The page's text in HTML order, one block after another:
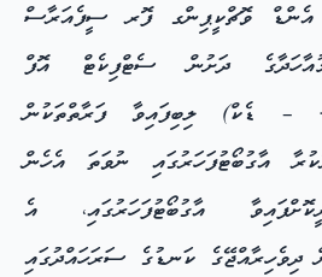
އެންޑް ވޮޗްކީޕިންގ ފޮރ ސީފެއަރާސް
ދަށުން ސެޓްފިކެޓް އޮފް
– ޑެކް) ލިބިފައިވާ ފަރާތްތަކުން
އާގުބޯޓުފަހަރުގައި ނުވަތަ އެހެން
އާގުބޯޓުފަހަރުގައި، އެ
ކަނޑުގެ ސަރަހައްދުގައި